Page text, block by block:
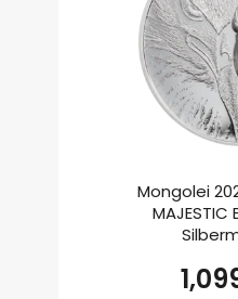
Mongolei
MAJESTIC